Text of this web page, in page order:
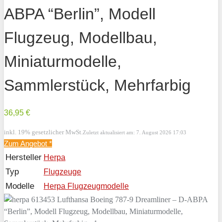
ABPA “Berlin”, Modell
Flugzeug, Modellbau,
Miniaturmodelle,
Sammlerstück, Mehrfarbig
36,95 €
inkl. 19% gesetzlicher MwSt. Zuletzt aktualisiert am: 7. August 2026 17:03
Zum Angebot *
Hersteller Herpa
Typ Flugzeuge
Modelle Herpa Flugzeugmodelle